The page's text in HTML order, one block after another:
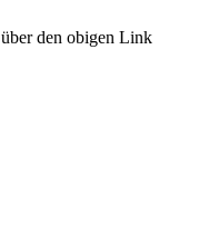
den obigen Link